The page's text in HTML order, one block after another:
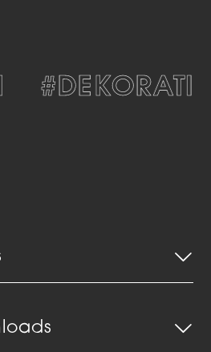
#DEKORATIV